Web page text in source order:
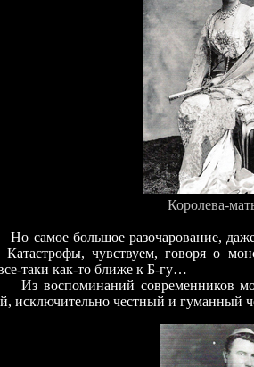
Королева-
большое разочарование, даже,
чувствуем, говоря о
таки как-то ближе к Б-гу…
современников
исключительно честный и гуманный